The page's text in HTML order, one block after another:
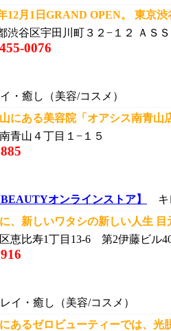
12月1日GRAND OPEN。 東京渋
渋谷区宇田川町３２−１２ ＡＳ
0076
・癒し（美容/コスメ）
にある美容院「オアシス南青山
青山４丁目１−１５
オンラインストア】
キ
、新しいワタシの新しい人生 目
恵比寿1丁目13-6 第2伊藤ビル
イ・癒し（美容/コスメ）
あるゼロビューティーでは、光